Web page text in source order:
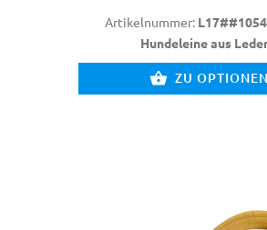
Artikelnummer:
Hundeleine aus
ZU OPTIONEN